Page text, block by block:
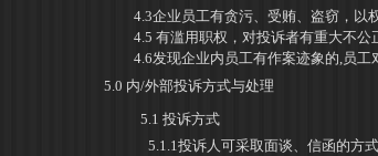
4.3企业员工有贪污、受贿、盗窃，以
4.5有滥用职权，对投诉者有重大不公
4.6发现企业内员工有作案迹象的,员
5.0 内/外部投诉方式与处理
5.1投诉方式
5.1.1投诉人可采取面谈、信函的方